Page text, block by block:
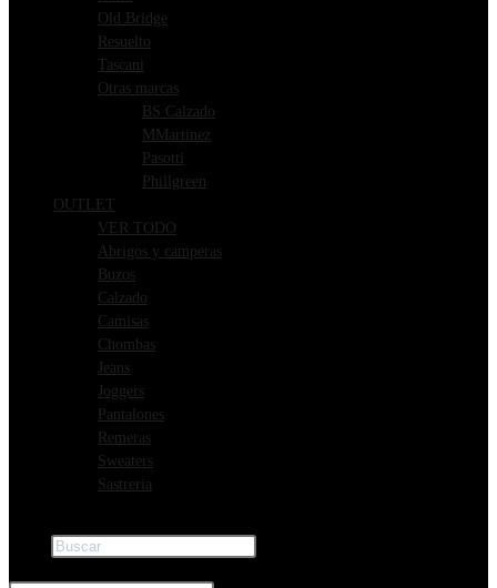
Old Bridge
Resuelto
Tascani
Otras marcas
BS Calzado
MMartinez
Pasotti
Phillgreen
OUTLET
VER TODO
Abrigos y camperas
Buzos
Calzado
Camisas
Chombas
Jeans
Joggers
Pantalones
Remeras
Sweaters
Sastreria